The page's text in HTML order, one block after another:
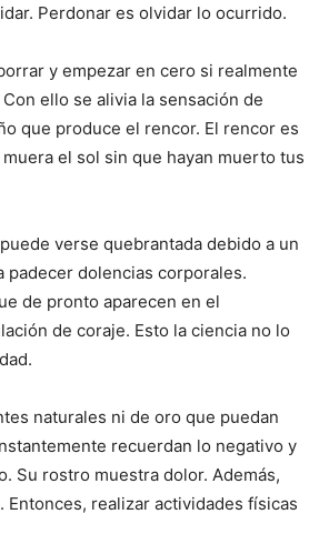
Perdonar es olvidar lo ocurrido.
y empezar en cero si realmente
ello se alivia la sensación de
que produce el rencor. El rencor es
el sol sin que hayan muerto tus
verse quebrantada debido a un
dolencias corporales.
de pronto aparecen en el
de coraje. Esto la ciencia no lo
naturales ni de oro que puedan
recuerdan lo negativo y
Su rostro muestra dolor. Además,
realizar actividades físicas